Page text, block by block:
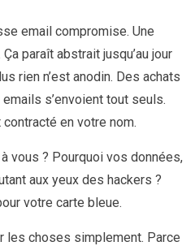
email compromise. Une
paraît abstrait jusqu’au jour
rien n’est anodin. Des achats
s’envoient tout seuls.
en votre nom.
vous ? Pourquoi vos données,
aux yeux des hackers ?
votre carte bleue.
les choses simplement. Parce